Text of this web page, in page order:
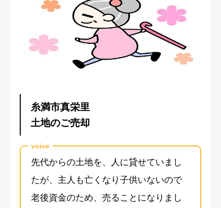
糸満市真栄里
土地のご売却
voice
先代からの土地を、人に貸せていまし
たが、主人も亡くなり子供いないので
老後資金のため、売ることになりまし
相続不動産のご相談
任意売却のご相談
よくある質問